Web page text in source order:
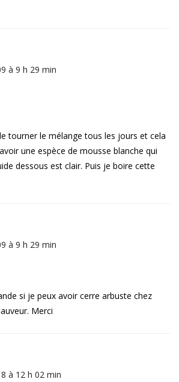
à 9 h 29 min
tourner le mélange tous les jours et cela
une espèce de mousse blanche qui
dessous est clair. Puis je boire cette
à 9 h 29 min
si je peux avoir cerre arbuste chez
Merci
à 12 h 02 min